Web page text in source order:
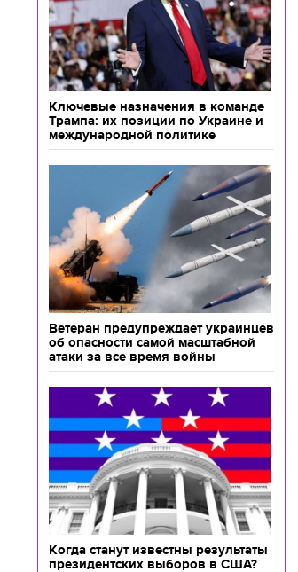
Ключевые назначения в команде
Трампа: их позиции по Украине и
международной политике
Ветеран предупреждает украинцев
об опасности самой масштабной
атаки за все время войны
Когда станут известны результаты
президентских выборов в США?